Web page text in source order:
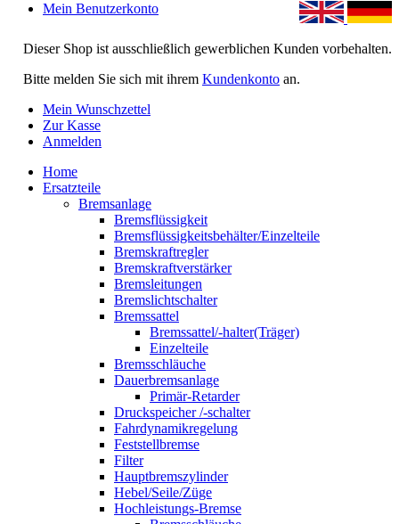
Dieser Shop ist ausschließlich gewerblichen Kunden vorbehalten.
Bitte melden Sie sich mit ihrem Kundenkonto an.
Mein Benutzerkonto
Mein Wunschzettel
Zur Kasse
Anmelden
Home
Ersatzteile
Bremsanlage
Bremsflüssigkeit
Bremsflüssigkeitsbehälter/Einzelteile
Bremskraftregler
Bremskraftverstärker
Bremsleitungen
Bremslichtschalter
Bremssattel
Bremssattel/-halter(Träger)
Einzelteile
Bremsschläuche
Dauerbremsanlage
Primär-Retarder
Druckspeicher /-schalter
Fahrdynamikregelung
Feststellbremse
Filter
Hauptbremszylinder
Hebel/Seile/Züge
Hochleistungs-Bremse